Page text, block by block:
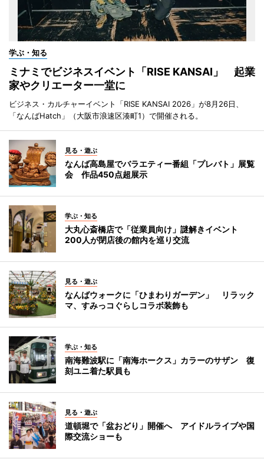
学ぶ・知る
ミナミでビジネスイベント「RISE KANSAI」 起業
家やクリエーター一堂に
ビジネス・カルチャーイベント「RISE KANSAI 2026」が8月26日、
「なんばHatch」（大阪市浪速区湊町1）で開催される。
見る・遊ぶ
なんば高島屋でバラエティー番組「プレバト」展覧
会 作品450点超展示
学ぶ・知る
大丸心斎橋店で「従業員向け」謎解きイベント
200人が閉店後の館内を巡り交流
見る・遊ぶ
なんばウォークに「ひまわりガーデン」 リラック
マ、すみっコぐらしコラボ装飾も
学ぶ・知る
南海難波駅に「南海ホークス」カラーのサザン 復
刻ユニ着た駅員も
見る・遊ぶ
道頓堀で「盆おどり」開催へ アイドルライブや国
際交流ショーも